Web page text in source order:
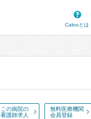
Calooとは
この病院の
看護師求人
無料医療機関
会員登録